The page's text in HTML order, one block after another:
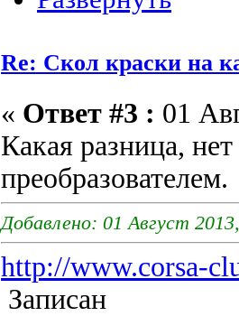
Re: Скол краски на
« Ответ #3 : 01
Какая разница,
преобразователем.
Добавлено: 01 Август
http://www.corsa-
Записан